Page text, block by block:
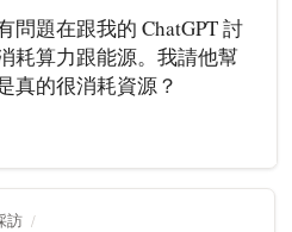
問題在跟我的 ChatGPT 討
耗算力跟能源。我請他幫
真的很消耗資源？
訪